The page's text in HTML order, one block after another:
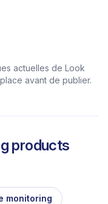
actuelles de Look
avant de publier.
products
monitoring